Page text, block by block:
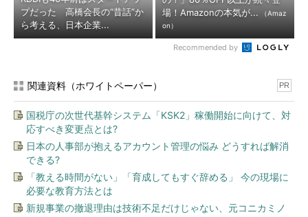
プだった 高橋会長の“昔話”か
ら考える、日本企業...
場！Amazonの本気が...
（Amaz
on）
Recommended by
関連資料（ホワイトペーパー） PR
国税庁の次世代基幹システム「KSK2」稼働開始に向けて、対
応すべき変更点とは?
日本の人事部が抱えるアカウント管理の悩み どうすれば解消
できる?
「教える時間がない」「育成してもすぐ辞める」 今の現場に
必要な教育方法とは
新規事業の撤退理由は技術不足だけじゃない、元コニカミノ